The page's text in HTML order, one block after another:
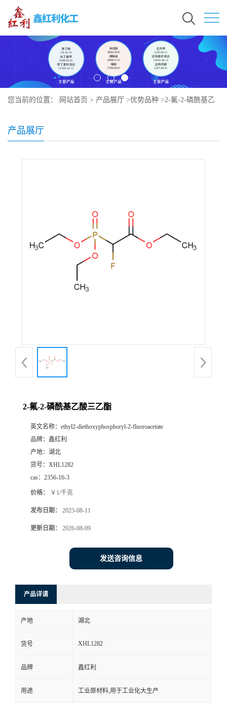
您当前的位置： 网站首页 > 产品展厅 >优势品种 >2-氟-2-磷酰基乙
产品展厅
2-氟-2-磷酰基乙酸三乙酯
英文名称： ethyl2-diethoxyphosphoryl-2-fluoroacetate
品牌： 鑫红利
产地： 湖北
货号： XHL1282
cas： 2356-16-3
价格： ￥1/千克
发布日期： 2023-08-11
更新日期： 2026-08-09
发送咨询信息
产品详请
产地 湖北
货号 XHL1282
品牌 鑫红利
用途 工业原材料,用于工业化大生产